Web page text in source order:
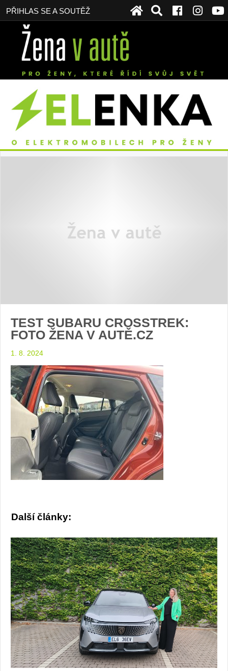
PŘIHLAS SE A SOUTĚŽ
TEST SUBARU CROSSTREK:
FOTO ŽENA V AUTĚ.CZ
1. 8. 2024
Další články: